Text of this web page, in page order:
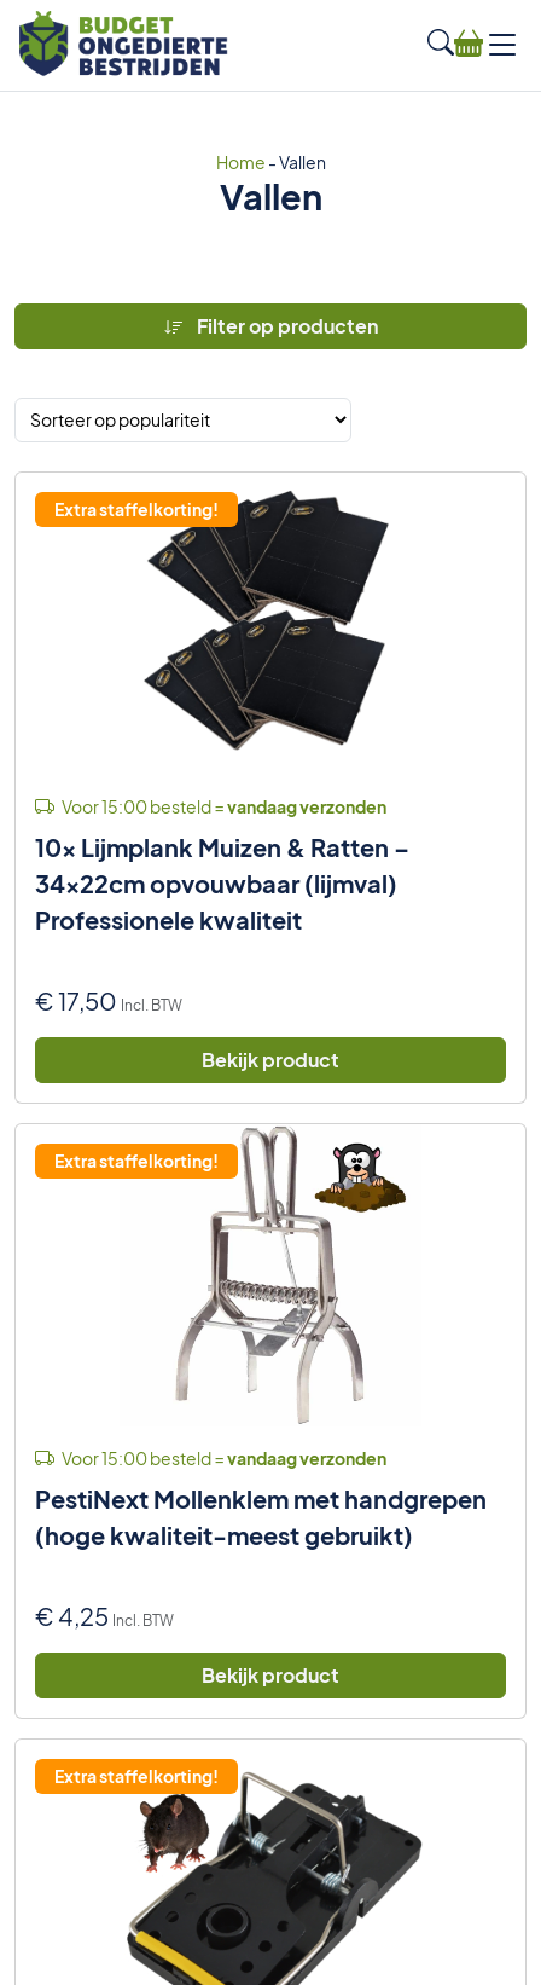
Home -Vallen
Vallen
Filter op producten
Extra staffelkorting!
Voor 15:00 besteld =vandaag verzonden
10x Lijmplank Muizen & Ratten –
34x22cm opvouwbaar (lijmval)
Professionele kwaliteit
€17,50 Incl. BTW
Bekijk product
Extra staffelkorting!
Voor 15:00 besteld =vandaag verzonden
PestiNext Mollenklem met handgrepen
(hoge kwaliteit-meest gebruikt)
€ 4,25 Incl. BTW
Bekijk product
Extra staffelkorting!